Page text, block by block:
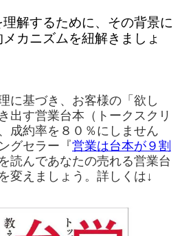
解するために、その背景に
カニズムを紐解きましょ
に基づき、お客様の「欲し
出す営業台本（トークスクリ
成約率を８０％にしません
グセラー『営業は台本が９割
読んであなたの売れる営業台
変えましょう。詳しくは↓